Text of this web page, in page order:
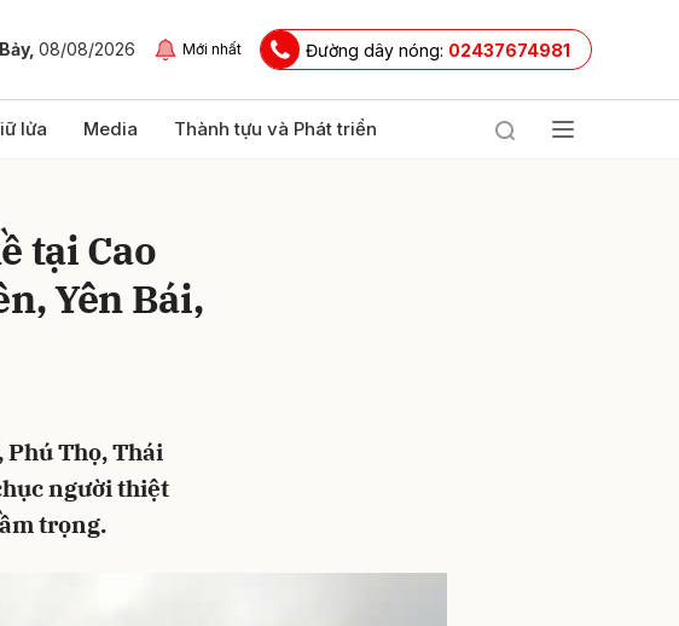
08/08/2026 Mới nhất Đường dây nóng: 02437674981
lửa Media Thành tựu và Phát triển
tại Cao
Yên Bái,
Thọ, Thái
người thiệt
trọng.